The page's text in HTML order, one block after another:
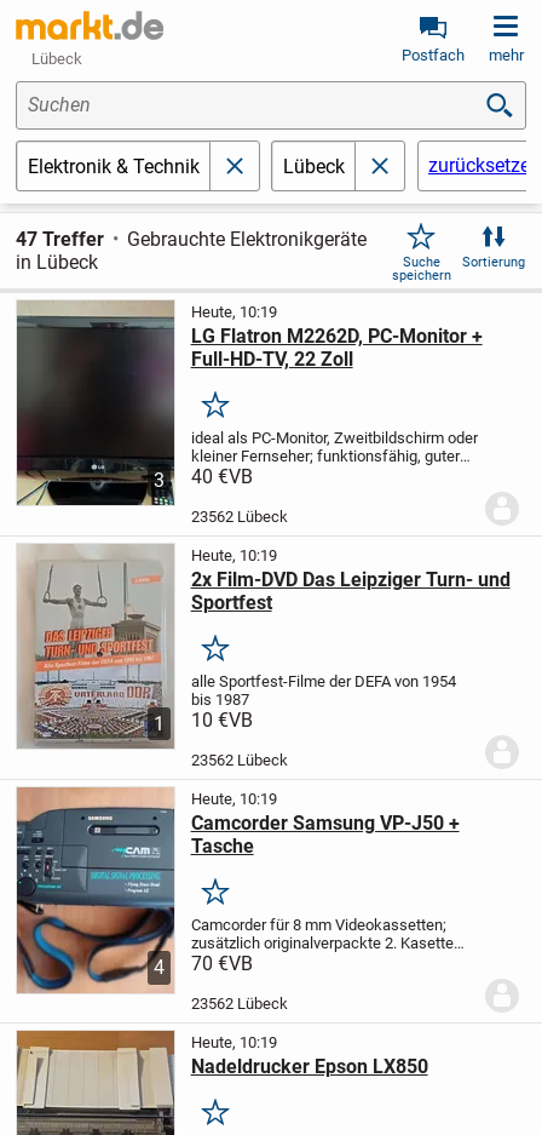
Lübeck Postfach mehr
Suchen
Elektronik & Technik schließenLübeck schließenzurücksetzen
47 Treffer
Gebrauchte Elektronikgeräte
in Lübeck
Suche
speichern
Sortierung
3
Heute, 10:19
LG Flatron M2262D, PC-Monitor +
Full-HD-TV, 22 Zoll
Merken
ideal als PC-Monitor, Zweitbildschirm oder
kleiner Fernseher; funktionsfähig, guter
Zustand;
T/PAL/SECAM);
40 €VB
23562 Lübeck
1
Heute, 10:19
2x Film-DVD Das Leipziger Turn- und
Sportfest
Merken
alle Sportfest-Filme der DEFA von 1954
bis 1987
10 €VB
23562 Lübeck
4
Heute, 10:19
Camcorder Samsung VP-J50 +
Tasche
Merken
Camcorder für 8 mm Videokassetten;
zusätzlich originalverpackte 2. Kasette
und Ersatzakku;
damit überfordert war);
70 €VB
23562 Lübeck
Heute, 10:19
Nadeldrucker Epson LX850
Merken